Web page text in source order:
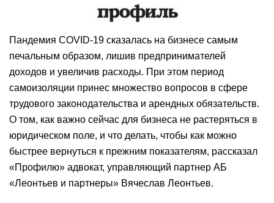
Пандемия COVID-19 сказалась на бизнесе самым
печальным образом, лишив предпринимателей
доходов и увеличив расходы. При этом период
самоизоляции принес множество вопросов в сфере
трудового законодательства и арендных обязательств.
О том, как важно сейчас для бизнеса не растеряться в
юридическом поле, и что делать, чтобы как можно
быстрее вернуться к прежним показателям, рассказал
«Профилю» адвокат, управляющий партнер АБ
«Леонтьев и партнеры» Вячеслав Леонтьев.